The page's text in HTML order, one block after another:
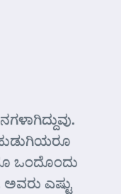
ಒಂದೊಂದು
ಅವರು ಎಷ್ಟು